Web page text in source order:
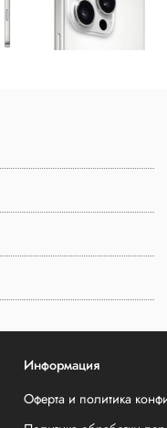
Информация
Оферта и политика